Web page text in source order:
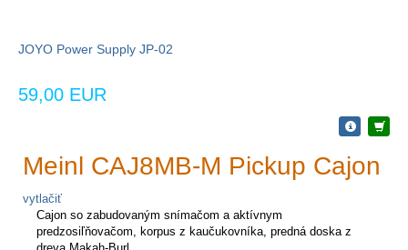
JOYO Power Supply JP-02
59,00 EUR
Meinl CAJ8MB-M Pickup Cajon
vytlačiť
Cajon so zabudovaným snímačom a aktívnym
predzosiľňovačom, korpus z kaučukovníka, predná doska z